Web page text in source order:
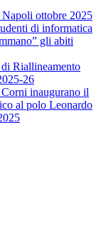
ottobre 2025
di informatica
gli abiti
Riallineamento
26
inaugurano il
al polo Leonardo